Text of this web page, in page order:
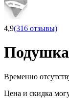
4,9(316 отзывы)
Подушка
Временно
Цена и скидка